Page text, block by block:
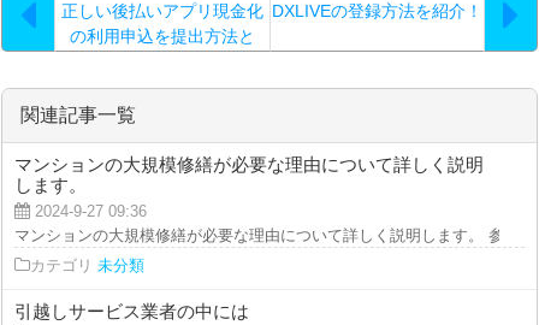
正しい後払いアプリ現金化
の利用申込を提出方法と
DXLIVEの登録方法を紹介！
関連記事一覧
マンションの大規模修繕が必要な理由について詳しく説明
します。
2024-9-27 09:36
マンションの大規模修繕が必要な理由について詳しく説明します。 参考
カテゴリ 未分類
引越しサービス業者の中には